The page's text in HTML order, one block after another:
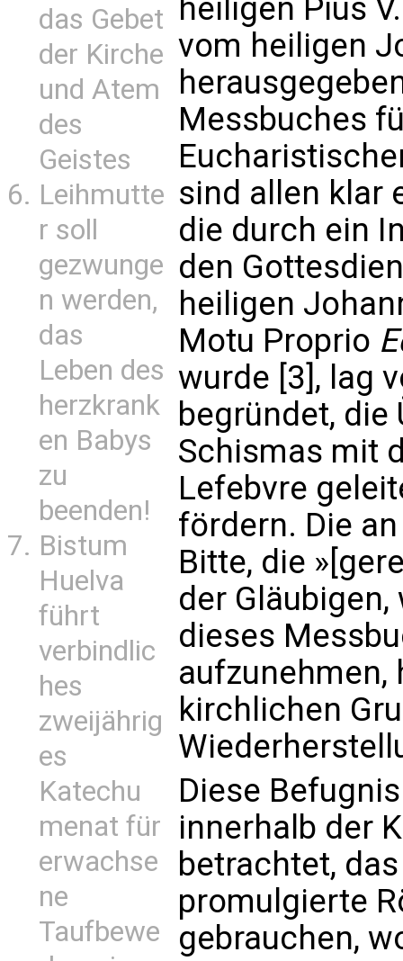
das Gebet
der Kirche
und Atem
des
Geistes
Leihmutte
r soll
gezwunge
n werden,
das
Leben des
herzkrank
en Babys
zu
beenden!
Bistum
Huelva
führt
verbindlic
hes
zweijährig
es
Katechu
menat für
erwachse
ne
Taufbewe
heiligen Pius
vom heiligen
Messbuches
sind allen klar
die durch ein
den
heiligen
Motu Proprio
wurde [3], lag
begründet,
Schismas mit
Lefebvre
fördern. Die
Bitte, die
der
dieses
aufzunehmen,
kirchlichen
Diese
innerhalb der
betrachtet,
promulgierte
gebrauchen,